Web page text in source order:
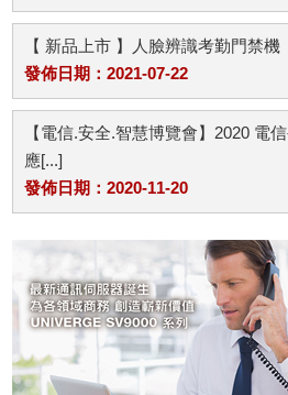
【 新品上市 】人臉辨識考勤門禁機
發佈日期：2021-07-22
【電信.安全.智慧博覽會】2020 電
應[...]
發佈日期：2020-11-20